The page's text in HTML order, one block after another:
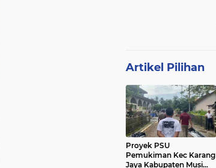
Artikel Pilihan
Proyek PSU
Pemukiman Kec Karang
Jaya Kabupaten Musi